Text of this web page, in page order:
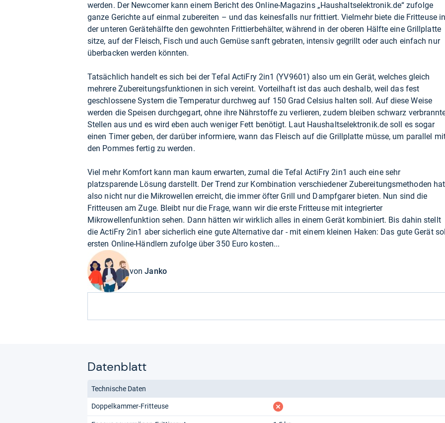
werden. Der Newcomer kann einem Bericht des Online-Magazins „Haushaltselektronik.de“ zufolge
ganze Gerichte auf einmal zubereiten – und das keinesfalls nur frittiert. Vielmehr biete die Fritteuse
der unteren Gerätehälfte den gewohnten Frittierbehälter, während in der oberen Hälfte eine Grillplatte
sitze, auf der Fleisch, Fisch und auch Gemüse sanft gebraten, intensiv gegrillt oder auch einfach nur
überbacken werden könnten.
Tatsächlich handelt es sich bei der Tefal ActiFry 2in1 (YV9601) also um ein Gerät, welches gleich
mehrere Zubereitungsfunktionen in sich vereint. Vorteilhaft ist das auch deshalb, weil das fest
geschlossene System die Temperatur durchweg auf 150 Grad Celsius halten soll. Auf diese Weise
werden die Speisen durchgegart, ohne ihre Nährstoffe zu verlieren, zudem bleiben schwarz
Stellen aus und es wird eben auch weniger Fett benötigt. Laut Haushaltselektronik.de soll es sogar
einen Timer geben, der darüber informiere, wann das Fleisch auf die Grillplatte müsse, um parallel
den Pommes fertig zu werden.
Viel mehr Komfort kann man kaum erwarten, zumal die Tefal ActiFry 2in1 auch eine sehr
platzsparende Lösung darstellt. Der Trend zur Kombination verschiedener Zubereitungsmethoden hat
also nicht nur die Mikrowellen erreicht, die immer öfter Grill und Dampfgarer bieten. Nun sind die
Fritteusen am Zuge. Bleibt nur die Frage, wann wir die erste Fritteuse mit integrierter
Mikrowellenfunktion sehen. Dann hätten wir wirklich alles in einem Gerät kombiniert. Bis dahin stellt
die ActiFry 2in1 aber sicherlich eine gute Alternative dar - mit einem kleinen Haken: Das gute Gerät
ersten Online-Händlern zufolge über 350 Euro kosten...
vonJanko
Datenblatt
Technische Daten
Doppelkammer-Fritteuse fehlt